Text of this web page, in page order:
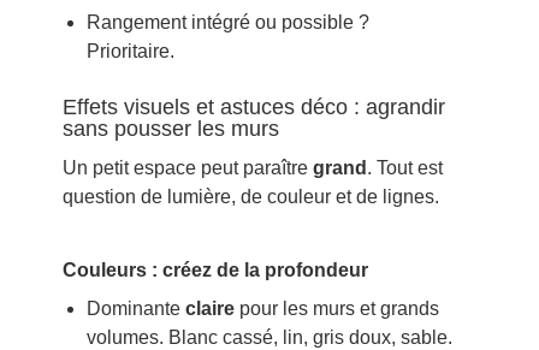
Rangement intégré ou possible ?
Prioritaire.
Effets visuels et astuces déco : agrandir
sans pousser les murs
Un petit espace peut paraître grand . Tout est
question de lumière, de couleur et de lignes.
Couleurs : créez de la profondeur
Dominante clairepour les murs et grands
volumes. Blanc cassé, lin, gris doux, sable.